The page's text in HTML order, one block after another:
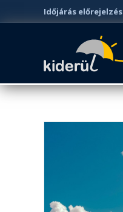
Időjárás előrejelzés